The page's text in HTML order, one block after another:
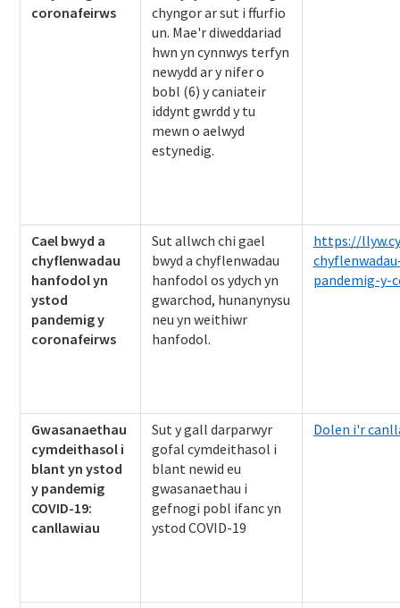
coronafeirws
chyngor ar sut i ffurfio
un. Mae'r diweddariad
hwn yn cynnwys terfyn
newydd ar y nifer o
bobl (6) y caniateir
iddynt gwrdd y tu
mewn o aelwyd
estynedig.
Cael bwyd a
chyflenwadau
hanfodol yn
ystod
pandemig y
coronafeirws
Sut allwch chi gael
bwyd a chyflenwadau
hanfodol os ydych yn
gwarchod, hunanynysu
neu yn weithiwr
hanfodol.
https://
pandemig-y-
Gwasanaethau
cymdeithasol i
blant yn ystod
y pandemig
COVID-19:
canllawiau
Sut y gall darparwyr
gofal cymdeithasol i
blant newid eu
gwasanaethau i
gefnogi pobl ifanc yn
ystod COVID-19
Dolen i'r